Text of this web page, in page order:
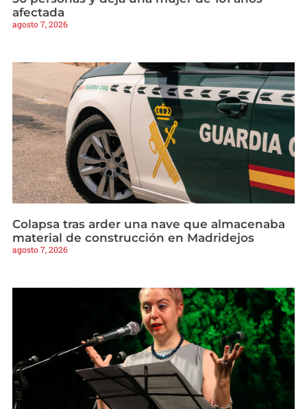
afectada
agosto 7, 2026
Colapsa tras arder una nave que almacenaba
material de construcción en Madridejos
agosto 7, 2026